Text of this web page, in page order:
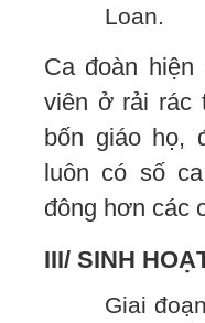
Loan.
Ca đoàn hiện
viên ở rải rác
bốn giáo họ,
luôn có số
đông hơn các
III/ SINH
Giai